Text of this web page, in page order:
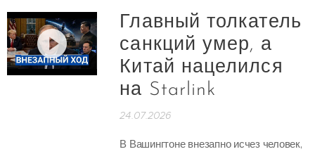
Главный толкатель
санкций умер, а
Китай нацелился
на Starlink
24.07.2026
В Вашингтоне внезапно исчез человек,